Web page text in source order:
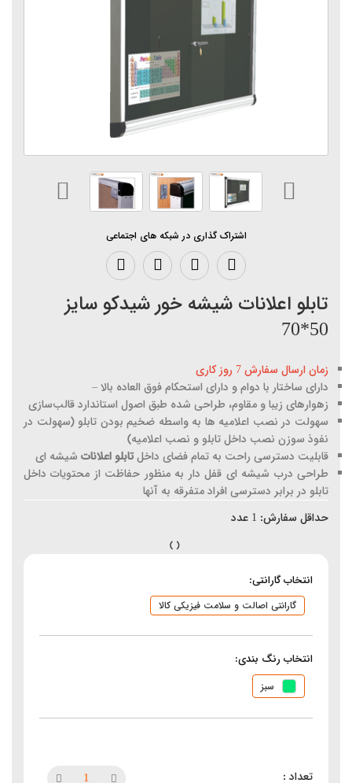
اشتراک گذاری در شبکه های اجتماعی
تابلو اعلانات شیشه خور شیدکو سایز
50*70
زمان ارسال سفارش 7 روز کاری
دارای ساختار با دوام و دارای استحکام فوق العاده بالا –
زهوارهای زیبا و مقاوم، طراحی شده طبق اصول استاندارد قالب‌سازی
سهولت در نصب اعلامیه ها به واسطه ضخیم بودن تابلو (سهولت در
نفوذ سوزن نصب داخل تابلو و نصب اعلامیه)
قابلیت دسترسی راحت به تمام فضای داخلتابلو اعلانات شیشه ای
طراحی درب شیشه ای قفل دار به منظور حفاظت از محتویات داخل
تابلو در برابر دسترسی افراد متفرقه به آنها
حداقل سفارش: 1 عدد
انتخاب گارانتی:
گارانتی اصالت و سلامت فیزیکی کالا
انتخاب رنگ بندی:
سبز